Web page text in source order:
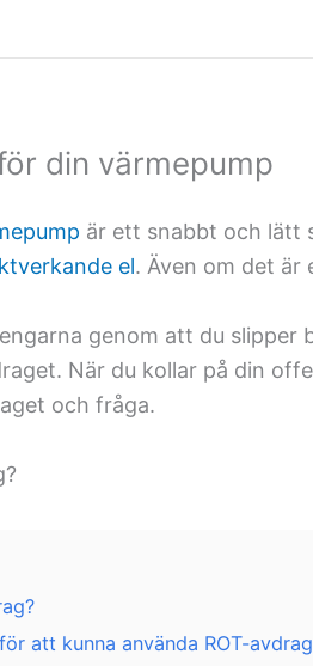
din värmepump
är ett snabbt och lätt
el. Även om det
genom att du
När du kollar på din
och fråga.
att kunna använda ROT-